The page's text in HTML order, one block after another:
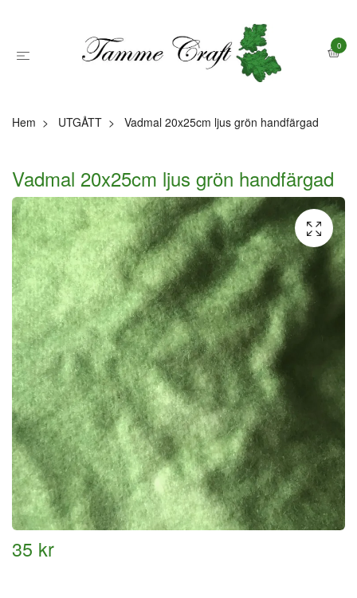
0
Hem UTGÅTT Vadmal 20x25cm ljus grön handfärgad
Vadmal 20x25cm ljus grön handfärgad
35 kr